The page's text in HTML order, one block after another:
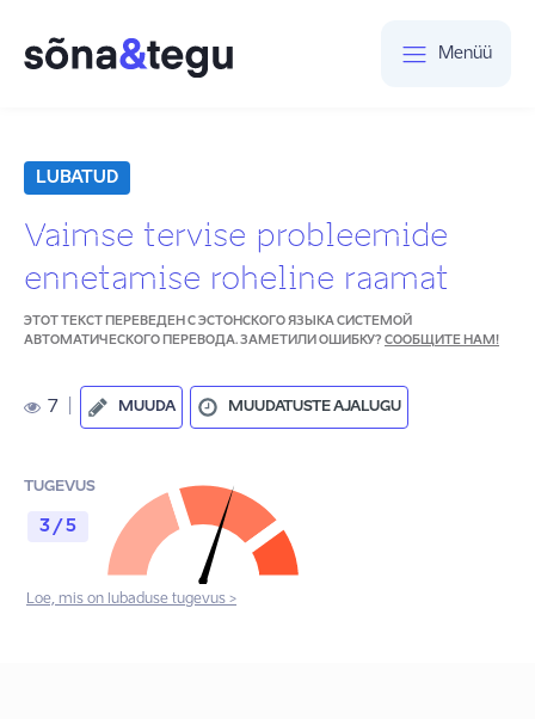
Menüü
LUBATUD
Vaimse tervise probleemide
ennetamise roheline raamat
ЭТОТ ТЕКСТ ПЕРЕВЕДЕН С ЭСТОНСКОГО ЯЗЫКА СИСТЕМОЙ
АВТОМАТИЧЕСКОГО ПЕРЕВОДА. ЗАМЕТИЛИ ОШИБКУ? СООБЩИТЕ НАМ!
7 MUUDA MUUDATUSTE AJALUGU
TUGEVUS
3 / 5
Loe, mis on lubaduse tugevus >